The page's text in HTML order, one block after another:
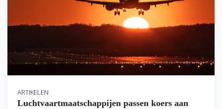
ARTIKELEN
Luchtvaartmaatschappijen passen koers aan